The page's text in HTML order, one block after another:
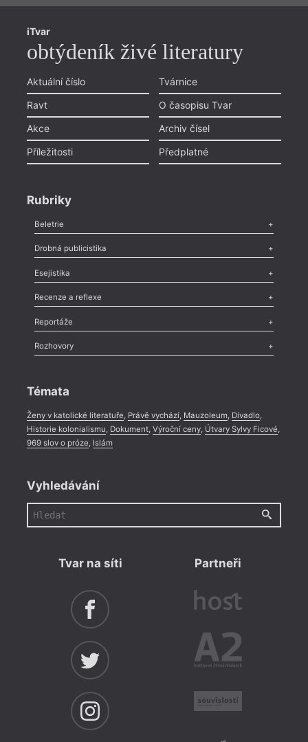
iTvar
obtýdeník živé literatury
Aktuální číslo
Ravt
Akce
Příležitosti
Tvárnice
O časopisu Tvar
Archiv čísel
Předplatné
Rubriky
Beletrie
Poezie,Próza,Dokumenty
Drobná publicistika
Odlesk
Nekrolog,Glosa,Sloupek,Pozvánka,Literární soutěž,
Esejistika
Esej ,Pádlo,Úvaha
Recenze a reflexe
Recenze
Méně slov o próze,Celá rubrika
Reportáže
Literární zítřky
Celá rubrika
Rozhovory
Témata
Ženy v katolické literatuře, Právě vychází, Mauzoleum, Divadlo,
Historie kolonialismu, Dokument, Výroční ceny, Útvary Sylvy Ficové,
969 slov o próze, Islám
Vyhledávání
Tvar na síti Partneři